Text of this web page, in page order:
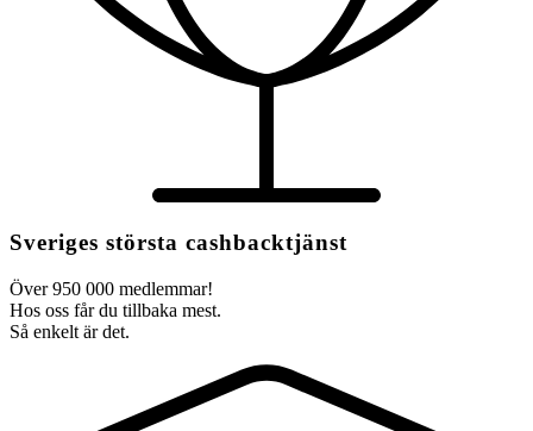
Sveriges största cashbacktjänst
Över 950 000 medlemmar!
Hos oss får du tillbaka mest.
Så enkelt är det.